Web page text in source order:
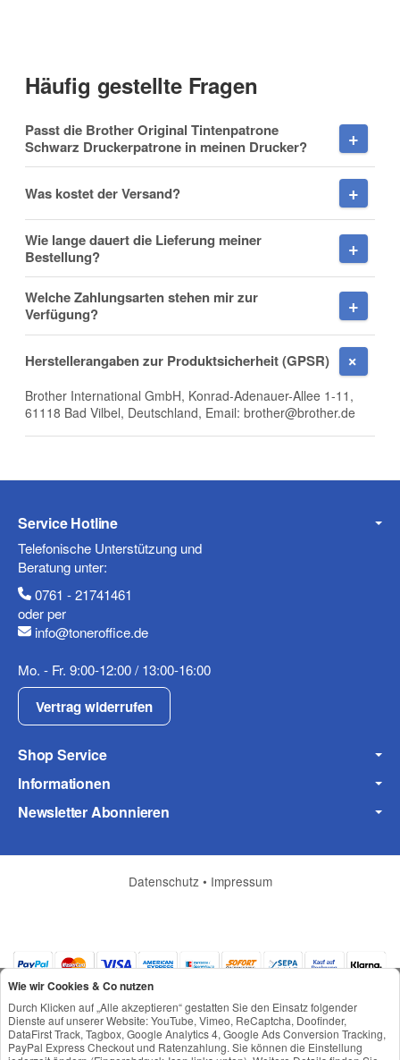
Firma
E-Mail
Mobiltelefon
Fax
Frage zum Artikel
Häufig gestellte Fragen
Passt die Brother Original Tintenpatrone
Schwarz Druckerpatrone in meinen Drucker?
Was kostet der Versand?
Wie lange dauert die Lieferung meiner
Bestellung?
Welche Zahlungsarten stehen mir zur
Verfügung?
Herstellerangaben zur Produktsicherheit (GPSR)
Brother International GmbH, Konrad-Adenauer-Allee 1-11,
61118 Bad Vilbel, Deutschland, Email: brother@brother.de
Service Hotline
Telefonische Unterstützung und
Beratung unter:
0761 - 21741461
oder per
info@toneroffice.de
Mo. - Fr. 9:00-12:00 / 13:00-16:00
Vertrag widerrufen
Shop Service
Informationen
Newsletter Abonnieren
Datenschutz • Impressum
Wie wir Cookies & Co nutzen
Durch Klicken auf „Alle akzeptieren“ gestatten Sie den Einsatz folgender
Dienste auf unserer Website: YouTube, Vimeo, ReCaptcha, Doofinder,
DataFirst Track, Tagbox, Google Analytics 4, Google Ads Conversion Tracking,
PayPal Express Checkout und Ratenzahlung. Sie können die Einstellung